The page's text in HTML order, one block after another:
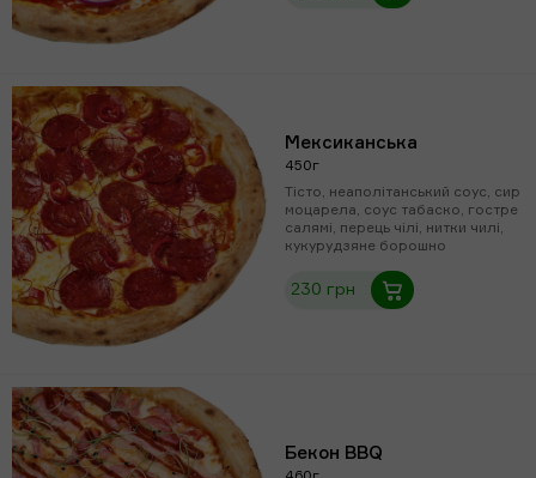
Мексиканська
450г
Тісто, неаполітанський соус, сир
моцарела, соус табаско, гостре
салямі, перець чілі, нитки чилі,
кукурудзяне борошно
230 грн
Бекон BBQ